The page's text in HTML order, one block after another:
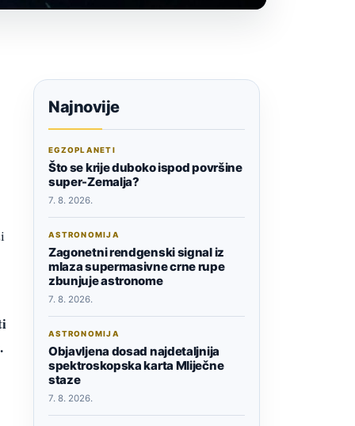
Najnovije
EGZOPLANETI
Što se krije duboko ispod površine
super-Zemalja?
7. 8. 2026.
ASTRONOMIJA
Zagonetni rendgenski signal iz
mlaza supermasivne crne rupe
zbunjuje astronome
7. 8. 2026.
ASTRONOMIJA
Objavljena dosad najdetaljnija
spektroskopska karta Mliječne
staze
7. 8. 2026.